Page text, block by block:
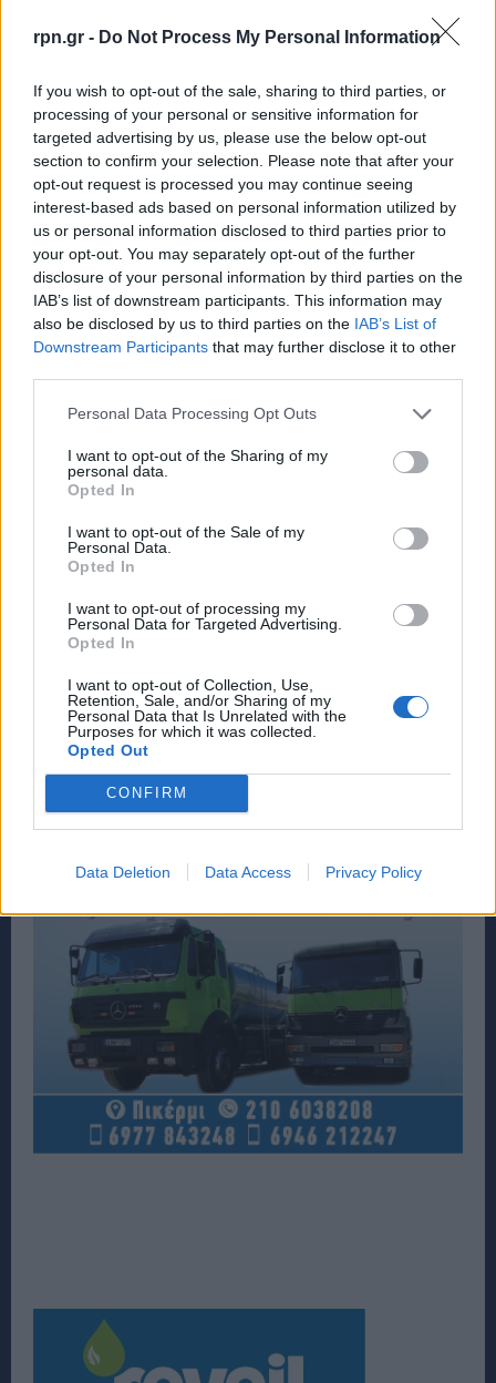
rpn.gr - Do Not Process My Personal Information
If you wish to opt-out of the sale, sharing to third parties, or
processing of your personal or sensitive information for
targeted advertising by us, please use the below opt-out
section to confirm your selection. Please note that after your
opt-out request is processed you may continue seeing
interest-based ads based on personal information utilized by
us or personal information disclosed to third parties prior to
your opt-out. You may separately opt-out of the further
disclosure of your personal information by third parties on the
IAB’s list of downstream participants. This information may
also be disclosed by us to third parties on the IAB’s List of
Downstream Participants that may further disclose it to other
Personal Data Processing Opt Outs
I want to opt-out of the Sharing of my
personal data.
Opted In
I want to opt-out of the Sale of my
Personal Data.
Opted In
I want to opt-out of processing my
Personal Data for Targeted Advertising.
Opted In
I want to opt-out of Collection, Use,
Retention, Sale, and/or Sharing of my
Personal Data that Is Unrelated with the
Purposes for which it was collected.
Opted Out
CONFIRM
Data Deletion Data Access Privacy Policy